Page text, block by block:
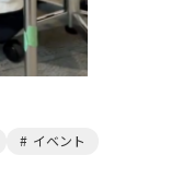
イベント